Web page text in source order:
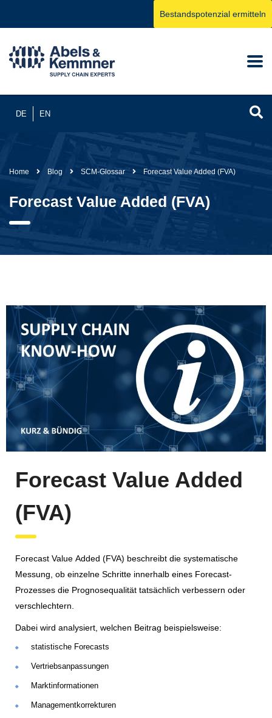
DE EN
Bestandspotenzial ermitteln
Home Blog SCM-Glossar Forecast Value Added (FVA)
Forecast Value Added (FVA)
Forecast Value Added
(FVA)
Forecast Value Added (FVA) beschreibt die systematische
Messung, ob einzelne Schritte innerhalb eines Forecast-
Prozesses die Prognosequalität tatsächlich verbessern oder
verschlechtern.
Dabei wird analysiert, welchen Beitrag beispielsweise:
statistische Forecasts
Vertriebsanpassungen
Marktinformationen
Managementkorrekturen